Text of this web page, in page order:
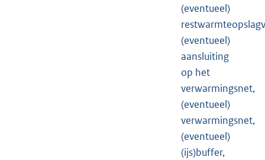
(eventueel)
(eventueel)
aansluiting
op het
verwarmingsnet,
(eventueel)
verwarmingsnet,
(eventueel)
(ijs)buffer,